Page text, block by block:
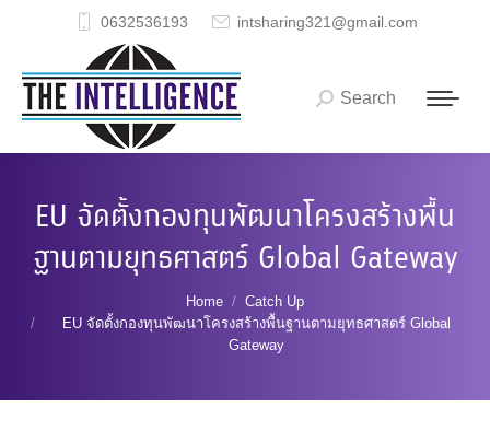
0632536193 intsharing321@gmail.com
Search:
Search
EU จัดตั้งกองทุนพัฒนาโครงสร้างพื้น
ฐานตามยุทธศาสตร์ Global Gateway
Home
Catch Up
EU จัดตั้งกองทุนพัฒนาโครงสร้างพื้นฐานตามยุทธศาสตร์ Global
Gateway